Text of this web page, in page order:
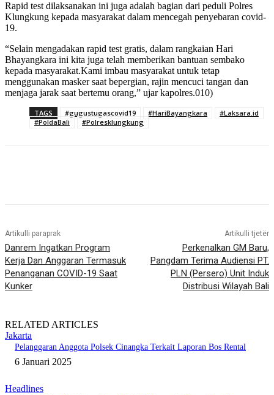
Rapid test dilaksanakan ini juga adalah bagian dari peduli Polres
Klungkung kepada masyarakat dalam mencegah penyebaran covid-
19.
“Selain mengadakan rapid test gratis, dalam rangkaian Hari
Bhayangkara ini kita juga telah memberikan bantuan sembako
kepada masyarakat.Kami imbau masyarakat untuk tetap
menggunakan masker saat bepergian, rajin mencuci tangan dan
menjaga jarak saat bertemu orang,” ujar kapolres.010)
TAGS #gugustugascovid19 #HariBayangkara
#Laksara.id
#PoldaBali
#Polresklungkung
Artikulli paraprak
Danrem Ingatkan Program
Kerja Dan Anggaran Termasuk
Penanganan COVID-19 Saat
Kunker
Artikulli tjetër
Perkenalkan GM Baru,
Pangdam Terima Audiensi PT.
PLN (Persero) Unit Induk
Distribusi Wilayah Bali
RELATED ARTICLES
Jakarta
Pelanggaran Anggota Polsek Cinangka Terkait Laporan Bos Rental
6 Januari 2025
Headlines